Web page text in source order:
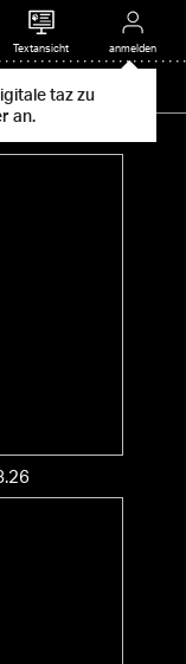
Textansicht anmelden
taz zu
an.